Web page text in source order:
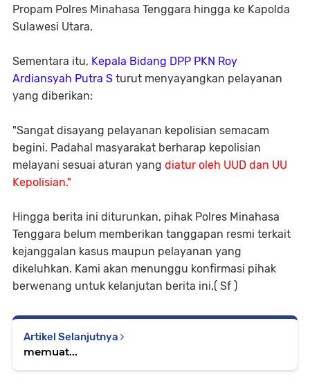
Propam Polres Minahasa Tenggara hingga ke Kapolda
Sulawesi Utara.
Sementara itu, Kepala Bidang DPP PKN Roy
Ardiansyah Putra S turut menyayangkan pelayanan
yang diberikan:
"Sangat disayang pelayanan kepolisian semacam
begini. Padahal masyarakat berharap kepolisian
melayani sesuai aturan yang diatur oleh UUD dan UU
Kepolisian."
Hingga berita ini diturunkan, pihak Polres Minahasa
Tenggara belum memberikan tanggapan resmi terkait
kejanggalan kasus maupun pelayanan yang
dikeluhkan. Kami akan menunggu konfirmasi pihak
berwenang untuk kelanjutan berita ini.( Sf )
Artikel Selanjutnya
memuat...